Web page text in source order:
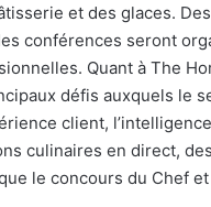
et des glaces.
conférences seront
Quant à The
défis auxquels le
client,
culinaires en direct,
le concours du Chef et